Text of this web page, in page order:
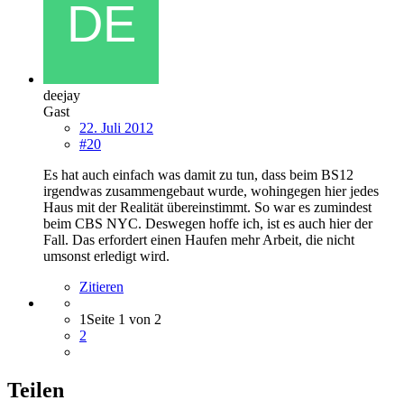
deejay
Gast
22. Juli 2012
#20
Es hat auch einfach was damit zu tun, dass beim BS12
irgendwas zusammengebaut wurde, wohingegen hier jedes
Haus mit der Realität übereinstimmt. So war es zumindest
beim CBS NYC. Deswegen hoffe ich, ist es auch hier der
Fall. Das erfordert einen Haufen mehr Arbeit, die nicht
umsonst erledigt wird.
Zitieren
1 Seite 1 von 2
2
Teilen